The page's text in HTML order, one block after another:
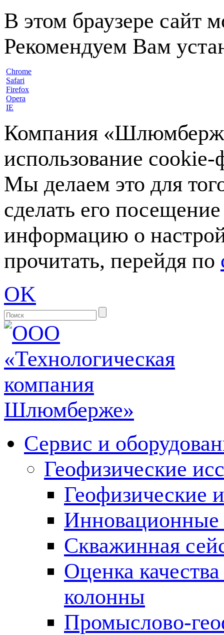
В этом браузере сайт
Рекомендуем Вам
Chrome
Safari
Firefox
Opera
IE
Компания
использование
Мы делаем это для
сделать его
информацию о
прочитать, перейдя по
OK
Сервис и
Геофизические
Геофизические
Инновационные
Скважинная
Оценка
колонны
Промыслово-